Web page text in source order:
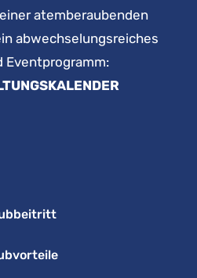
atemberaubenden
abwechselungsreiches
Eventprogramm: